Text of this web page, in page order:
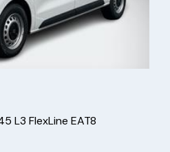
L3 FlexLine EAT8